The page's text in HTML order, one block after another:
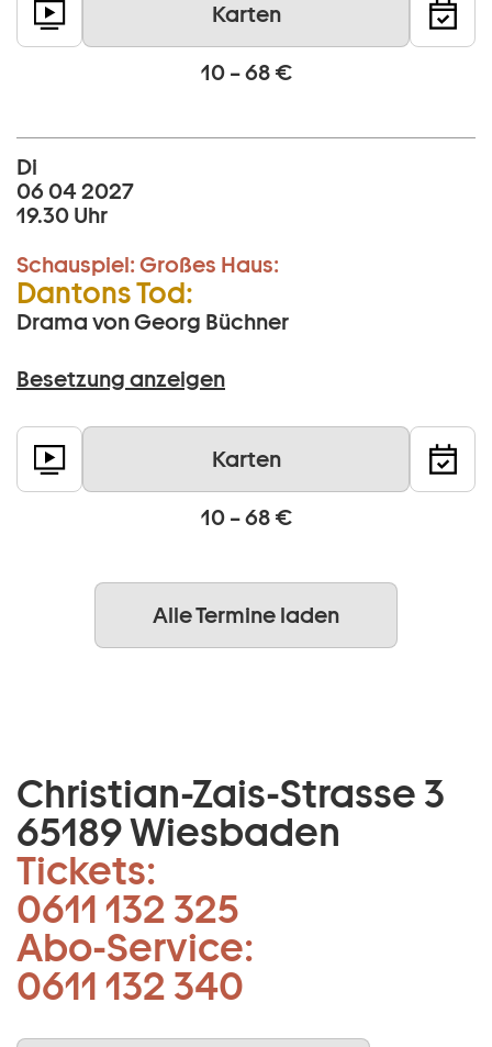
Karten
10 – 68 €
Di
06 04 2027
19.30 Uhr
Schauspiel: Großes Haus:
Dantons Tod:
Drama von Georg Büchner
Besetzung anzeigen
Karten
10 – 68 €
Alle Termine laden
Christian-Zais-Strasse 3
65189 Wiesbaden
Tickets:
0611 132 325
Abo-Service:
0611 132 340